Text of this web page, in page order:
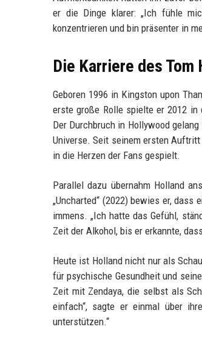
er die Dinge klarer: „Ich fühle
konzentrieren und bin präsenter in
Die Karriere des
Geboren 1996 in Kingston upon
erste große Rolle spielte er 2012 in
Der Durchbruch in Hollywood
Universe. Seit seinem ersten Auftritt
in die Herzen der Fans gespielt.
Parallel dazu übernahm Holland
„Uncharted“ (2022) bewies er,
immens. „Ich hatte das Gefühl,
Zeit der Alkohol, bis er erkannte,
Heute ist Holland nicht nur als
für psychische Gesundheit und
Zeit mit Zendaya, die selbst als
einfach“, sagte er einmal über
unterstützen.“